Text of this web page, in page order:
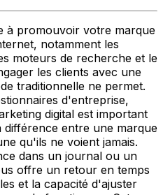
à promouvoir votre marque
notamment les
moteurs de recherche et le
les clients avec une
traditionnelle ne permet.
d'entreprise,
digital est important
entre une marque
qu'ils ne voient jamais.
dans un journal ou un
offre un retour en temps
et la capacité d'ajuster